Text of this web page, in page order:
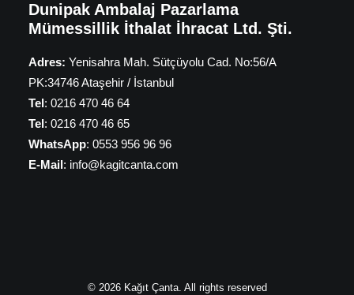
Dunipak Ambalaj Pazarlama
Mümessillik İthalat İhracat Ltd. Şti.
Adres: Yenisahra Mah. Sütçüyolu Cad. No:56/A
PK:34746 Ataşehir / İstanbul
Tel: 0216 470 46 64
Tel: 0216 470 46 65
WhatsApp: 0553 956 96 96
E-Mail: info@kagitcanta.com
© 2026 Kağıt Çanta. All rights reserved